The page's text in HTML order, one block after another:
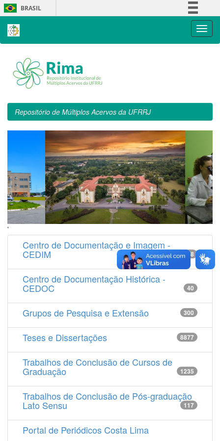
Skip
navigation
BRASIL
Repositório de Múltiplos Acervos da UFRRJ
'
Centro de Documentação e Imagem -
CEDIM 14538
Centro de Documentação Histórica -
CEDOC 40
Grupos de Pesquisa e Extensão 300
Teses e Dissertações 8877
Trabalhos de Conclusão de Cursos de
Graduação 1235
Trabalhos de Conclusão de Pós-graduação
Lato Sensu 117
Portal de Periódicos Costa Lima